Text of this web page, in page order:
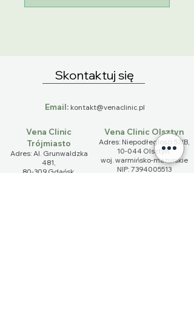
Skontaktuj się
Email: kontakt@venaclinic.pl
Vena Clinic
Trójmiasto
Adres: Al. Grunwaldzka
481,
80-309 Gdańsk,
Vena Clinic Olsztyn
Adres: Niepodłeglośći 57/B,
10-044 Olsztyn,
​woj. warmińsko-mazurskie
NIP: 7394005513